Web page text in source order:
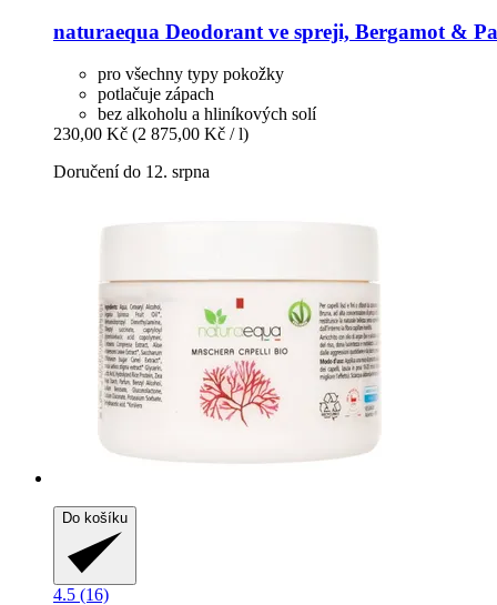
naturaequa Deodorant ve spreji, Bergamot &
pro všechny typy pokožky
potlačuje zápach
bez alkoholu a hliníkových solí
230,00 Kč (2 875,00 Kč / l)
Doručení do 12. srpna
Do košíku
4.5 (16)